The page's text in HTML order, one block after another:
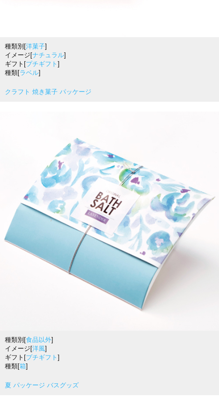
種類別[洋菓子]
イメージ[ナチュラル]
ギフト[プチギフト ]
種類[ラベル]
クラフト 焼き菓子 パッケージ
種類別[食品以外]
イメージ[洋風]
ギフト[プチギフト ]
種類[箱]
夏 パッケージ バスグッズ